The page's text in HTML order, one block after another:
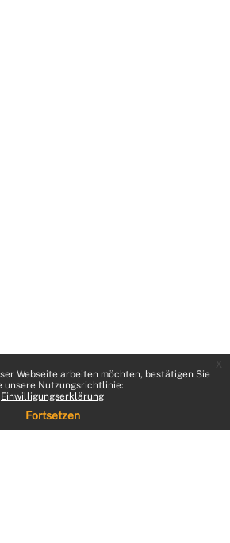
Webseite arbeiten möchten, bestätigen Sie
unsere Nutzungsrichtlinie:
Einwilligungserklärung
Fortsetzen